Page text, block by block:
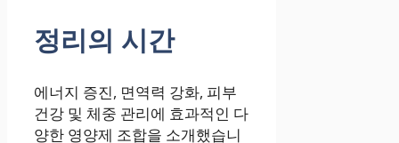
정리의 시간
에너지 증진, 면역력 강화, 피부
건강 및 체중 관리에 효과적인 다
양한 영양제 조합을 소개했습니